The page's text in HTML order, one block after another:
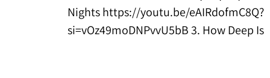
Nights https://youtu.be/eAIRdofmC8Q?
si=vOz49moDNPvvU5bB 3. How Deep Is